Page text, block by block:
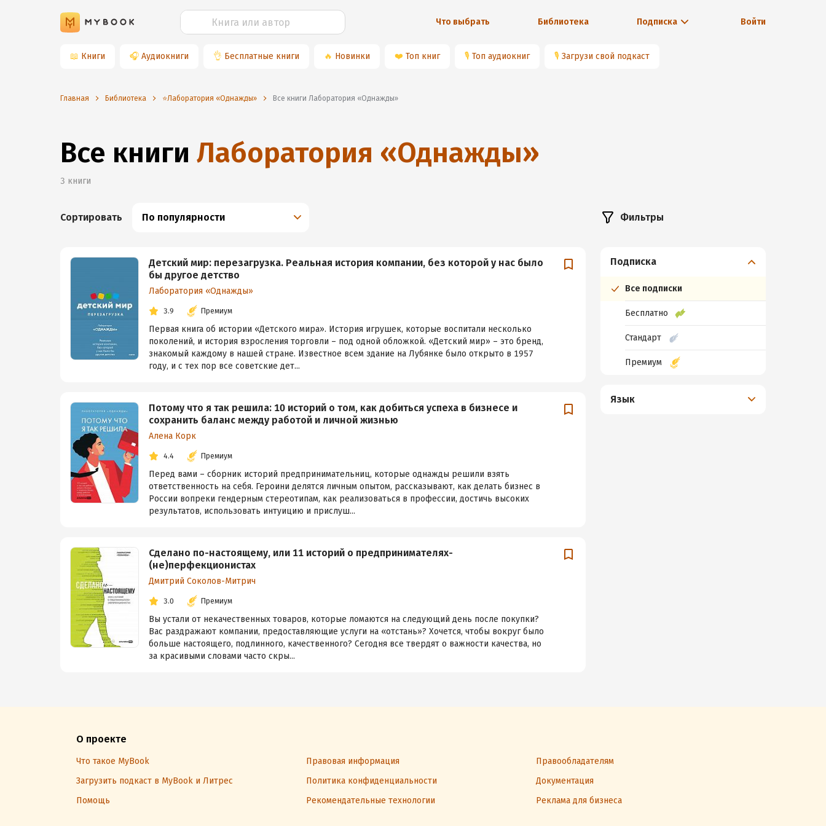
Что выбрать Библиотека Подписка Войти
📖 Книги 🎧 Аудиокниги 👌 Бесплатные книги 🔥 Новинки ❤️ Топ книг 🎙 Топ аудиокниг 🎙 Загрузи свой подкаст
Главная Библиотека ⭐️Лаборатория «Однажды» Все книги Лаборатория «Однажды»
Все книги Лаборатория «Однажды»
3 книги
Сортировать По популярности
Детский мир: перезагрузка. Реальная история компании, без которой у нас было
бы другое детство
Лаборатория «Однажды»
3.9 Премиум
Первая книга об истории «Детского мира». История игрушек, которые воспитали несколько
поколений, и история взросления торговли – под одной обложкой. «Детский мир» – это бренд,
знакомый каждому в нашей стране. Известное всем здание на Лубянке было открыто в 1957
году, и с тех пор все советские дет...
Потому что я так решила: 10 историй о том, как добиться успеха в бизнесе и
сохранить баланс между работой и личной жизнью
Алена Корк
4.4 Премиум
Перед вами – сборник историй предпринимательниц, которые однажды решили взять
ответственность на себя. Героини делятся личным опытом, рассказывают, как делать бизнес в
России вопреки гендерным стереотипам, как реализоваться в профессии, достичь высоких
результатов, использовать интуицию и прислуш...
Сделано по-настоящему, или 11 историй о предпринимателях-
(не)перфекционистах
Дмитрий Соколов-Митрич
3.0 Премиум
Вы устали от некачественных товаров, которые ломаются на следующий день после покупки?
Вас раздражают компании, предоставляющие услуги на «отстань»? Хочется, чтобы вокруг было
больше настоящего, подлинного, качественного? Сегодня все твердят о важности качества, но
за красивыми словами часто скры...
Фильтры
Подписка
Все подписки
Бесплатно
Стандарт
Премиум
Язык
О проекте
Что такое MyBook Правовая информация
Правообладателям
Загрузить подкаст в MyBook и Литрес
Политика конфиденциальности
Документация
Помощь
Рекомендательные технологии Реклама для бизнеса